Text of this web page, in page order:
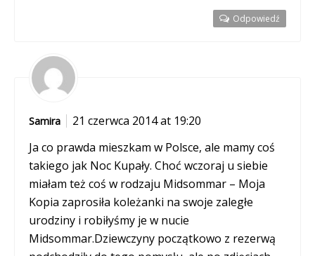
Odpowiedź
Samira
21 czerwca 2014 at 19:20
Ja co prawda mieszkam w Polsce, ale mamy coś
takiego jak Noc Kupały. Choć wczoraj u siebie
miałam też coś w rodzaju Midsommar – Moja
Kopia zaprosiła koleżanki na swoje zaległe
urodziny i robiłyśmy je w nucie
Midsommar.Dziewczyny początkowo z rezerwą